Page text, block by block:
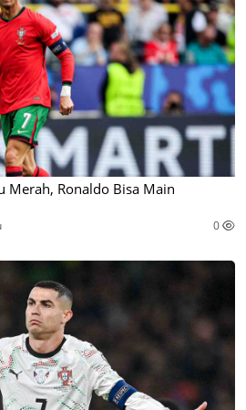
Merah, Ronaldo Bisa Main
0